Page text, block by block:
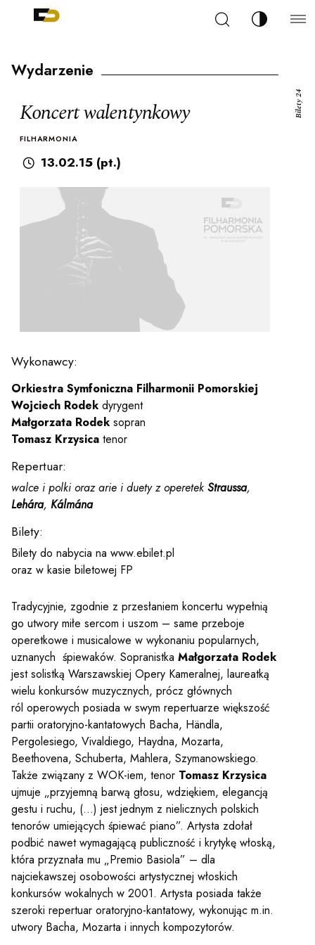
Szukaj Zmień
sal
YOUTUBE INSTAGRAM
Polityka prywatności
Praca
Wydarzenie
Koncert walentynkowy
FILHARMONIA
13.02.15 (pt.)
Wykonawcy:
Orkiestra Symfoniczna Filharmonii Pomorskiej
Wojciech Rodek dyrygent
Małgorzata Rodek sopran
Tomasz Krzysica tenor
Repertuar:
walce i polki oraz arie i duety z operetek Straussa,
Lehára, Kálmána
Bilety:
Bilety do nabycia na www.ebilet.pl
oraz w kasie biletowej FP
Tradycyjnie, zgodnie z przesłaniem koncertu wypełnią
go utwory miłe sercom i uszom – same przeboje
operetkowe i musicalowe w wykonaniu popularnych,
uznanych śpiewaków. Sopranistka Małgorzata Rodek
jest solistką Warszawskiej Opery Kameralnej, laureatką
wielu konkursów muzycznych, prócz głównych
ról operowych posiada w swym repertuarze większość
partii oratoryjno-kantatowych Bacha, Händla,
Pergolesiego, Vivaldiego, Haydna, Mozarta,
Beethovena, Schuberta, Mahlera, Szymanowskiego.
Także związany z WOK-iem, tenor Tomasz Krzysica
ujmuje „przyjemną barwą głosu, wdziękiem, elegancją
gestu i ruchu, (…) jest jednym z nielicznych polskich
tenorów umiejących śpiewać piano”. Artysta zdołał
podbić nawet wymagającą publiczność i krytykę włoską,
która przyznała mu „Premio Basiola” – dla
najciekawszej osobowości artystycznej włoskich
konkursów wokalnych w 2001. Artysta posiada także
szeroki repertuar oratoryjno-kantatowy, wykonując m.in.
utwory Bacha, Mozarta i innych kompozytorów.
Bilety 24